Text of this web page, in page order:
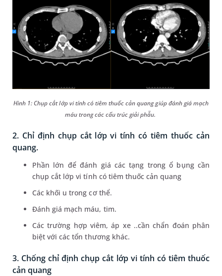
Hình 1: Chụp cắt lớp vi tính có tiêm thuốc cản quang giúp đánh giá mạch
máu trong các cấu trúc giải phẫu.
2. Chỉ định chụp cắt lớp vi tính có tiêm thuốc cản
quang.
Phần lớn để đánh giá các tạng trong ổ bụng cần
chụp cắt lớp vi tính có tiêm thuốc cản quang
Các khối u trong cơ thể.
Đánh giá mạch máu, tim.
Các trường hợp viêm, áp xe ..cần chẩn đoán phân
biệt với các tổn thương khác.
3. Chống chỉ định chụp cắt lớp vi tính có tiêm thuốc
cản quang